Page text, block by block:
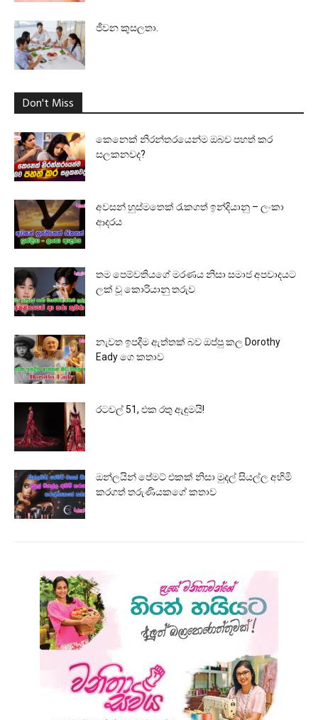
ජීවන කුසලතා.
Don't Miss
කෙනෙක් නිරන්තරයෙන්ම ඔබව පහත් කර
සලකනවද?
අවසන් හුස්මතෙක් රැකගත් ඉන්දියානු – ලංකා
ආදරය
තම පෙම්වතියගේ මරණය නිසා සමාජ අපවාදයට
ලක් වූ කොරියානු තරුව
නැවත ඉපදීම ඇත්තක් බව ඔප්පු කල Dorothy
Eady ගෙ කතාව
රටවල් 51, එක රතු ඇඳුමයි!
ඔන්ලයින් පේමට් එකක් නිසා මුදල් සියල්ල අහිමි
කරගත් තරුණියකගේ කතාව